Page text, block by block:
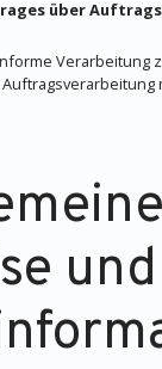
über
Verarbeitung
und